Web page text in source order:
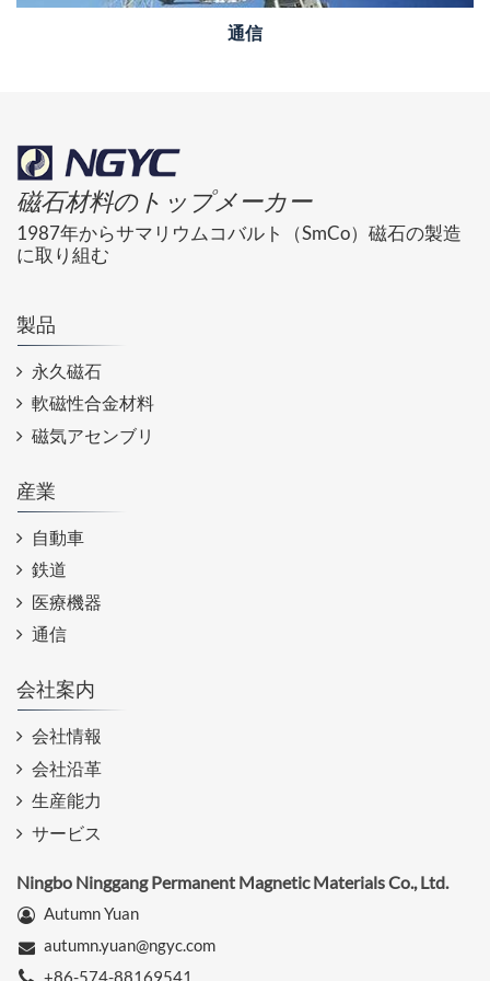
通信
磁石材料のトップメーカー
1987年からサマリウムコバルト（SmCo）磁石の製造
に取り組む
製品
永久磁石
軟磁性合金材料
磁気アセンブリ
産業
自動車
鉄道
医療機器
通信
会社案内
会社情報
会社沿革
生産能力
サービス
Ningbo Ninggang Permanent Magnetic Materials Co., Ltd.
Autumn Yuan
autumn.yuan@ngyc.com
+86-574-88169541